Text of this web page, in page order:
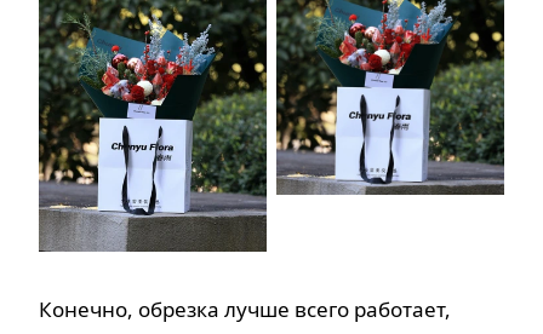
Конечно, обрезка лучше всего работает,